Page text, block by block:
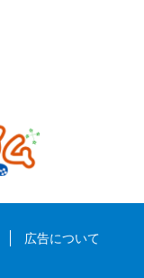
広告について